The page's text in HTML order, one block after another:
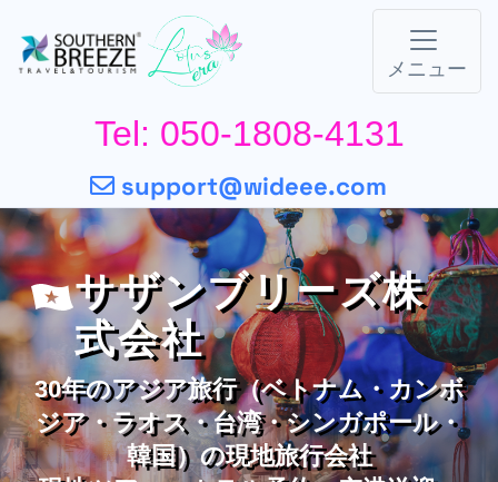
メニュー
Tel: 050-1808-4131
support@wideee.com
サザンブリーズ株
式会社
30年のアジア旅行（ベトナム・カンボ
ジア・ラオス・台湾・シンガポール・
韓国）の現地旅行会社